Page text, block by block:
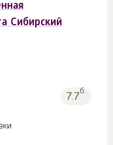
Сибирский
7.7б.